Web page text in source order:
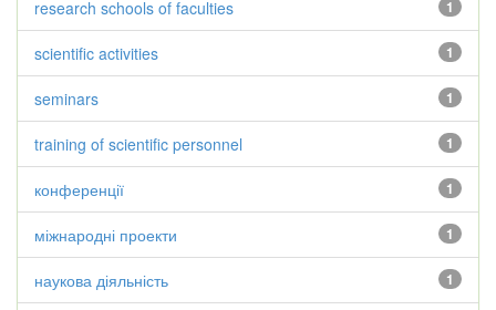
1
research schools of faculties
1
scientific activities
1
seminars
1
training of scientific personnel
1
конференції
1
міжнародні проекти
1
наукова діяльність